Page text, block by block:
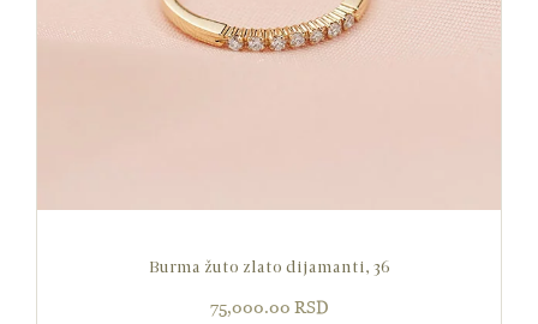
Burma žuto zlato dijamanti, 36
75,000.00 RSD